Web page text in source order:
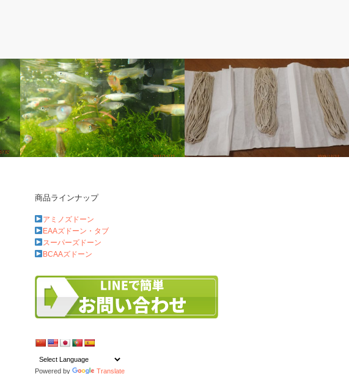
商品ラインナップ
アミノズドーン
EAAズドーン・タブ
スーパーズドーン
BCAAズドーン
Powered by Translate